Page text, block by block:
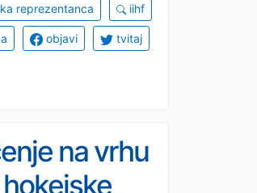
reprezentanca iihf
objavi tvitaj
na vrhu